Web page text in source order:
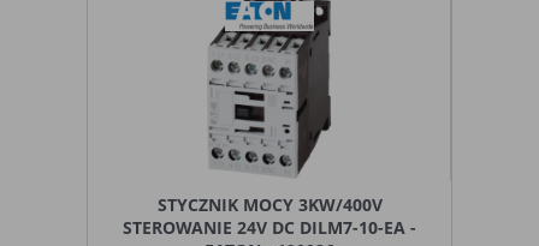
STYCZNIK MOCY 3KW/400V
STEROWANIE 24V DC DILM7-10-EA -